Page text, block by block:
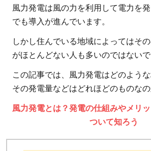
風力発電は風の力を利用して電力を
でも導入が進んでいます。
しかし住んでいる地域によってはそ
がほとんどない人も多いのではないで
この記事では、風力発電はどのような
その発電量などはどれほどのものなの
風力発電とは？発電の仕組みやメリ
ついて知ろう